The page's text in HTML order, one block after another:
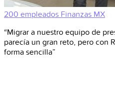
200 empleados Finanzas MX
“Migrar a nuestro equipo de
parecía un gran reto, pero con
forma sencilla”